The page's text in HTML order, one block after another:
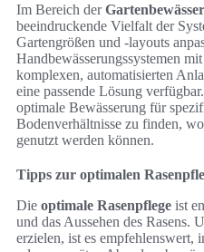
Im Bereich der
beeindruckende Vielfalt der
Gartengrößen und -layouts
Handbewässerungssystemen
komplexen, automatisierten
eine passende Lösung
optimale Bewässerung für
Bodenverhältnisse zu finden,
genutzt werden können.
Tipps zur optimalen
Die optimale Rasenpflege ist
und das Aussehen des Rasens.
erzielen, ist es empfehlenswert,